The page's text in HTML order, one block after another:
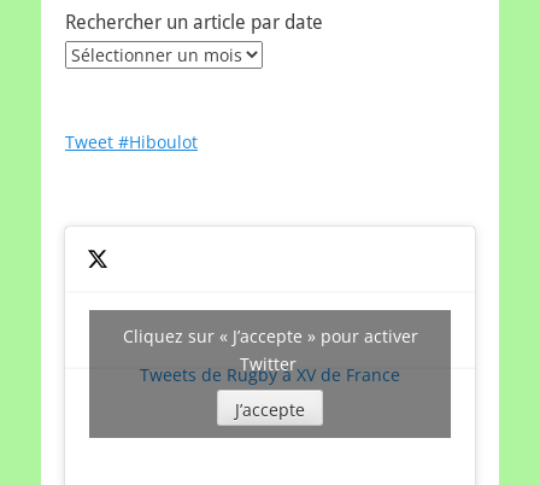
Rechercher un article par date
Rechercher
date
Tweet #Hiboulot
Tweets de Rugby à XV de France
Cliquez sur « J’accepte » pour activer
Twitter
J’accepte